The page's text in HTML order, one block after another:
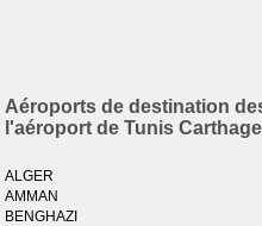
Aéroports de destination
l'aéroport de Tunis
ALGER
AMMAN
BENGHAZI